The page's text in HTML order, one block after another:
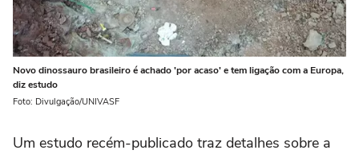
Novo dinossauro brasileiro é achado 'por acaso' e tem ligação com a Europa,
diz estudo
Foto: Divulgação/UNIVASF
Um estudo recém-publicado traz detalhes sobre a